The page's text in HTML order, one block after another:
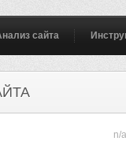
сайта
n/a